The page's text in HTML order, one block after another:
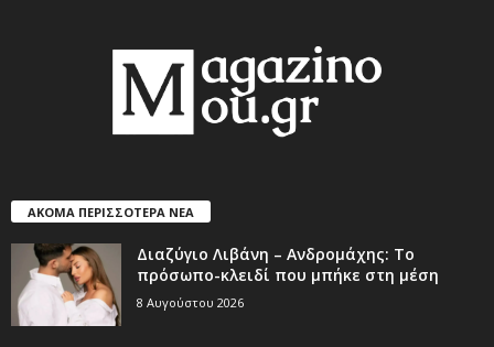
ΑΚΟΜΑ ΠΕΡΙΣΣΟΤΕΡΑ ΝΕΑ
Διαζύγιο Λιβάνη – Ανδρομάχης: Το
πρόσωπο-κλειδί που μπήκε στη μέση
8 Αυγούστου 2026